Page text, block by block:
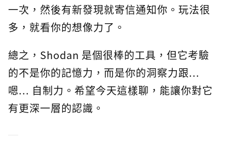
一次，然後有新發現就寄信通知你。玩法很
多，就看你的想像力了。
總之，Shodan 是個很棒的工具，但它考驗
的不是你的記憶力，而是你的洞察力跟...
嗯... 自制力。希望今天這樣聊，能讓你對它
有更深一層的認識。